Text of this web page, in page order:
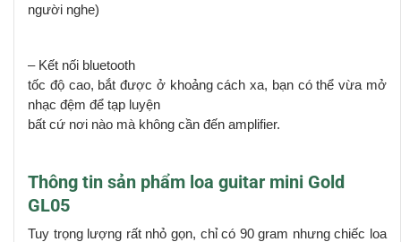
người nghe)
– Kết nối bluetooth
tốc độ cao, bắt được ở khoảng cách xa, bạn có thể vừa mở
nhạc đệm để tạp luyện
bất cứ nơi nào mà không cần đến amplifier.
Thông tin sản phẩm loa guitar mini Gold
GL05
Tuy trọng lượng rất nhỏ gọn, chỉ có 90 gram nhưng chiếc loa